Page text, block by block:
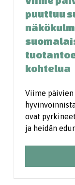
puuttuu
kohtelua
Viime
ovat
ja heidän